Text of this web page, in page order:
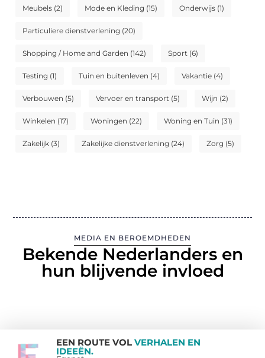
Meubels (2) Mode en Kleding (15) Onderwijs (1)
Particuliere dienstverlening (20)
Shopping / Home and Garden (142) Sport (6)
Testing (1) Tuin en buitenleven (4) Vakantie (4)
Verbouwen (5) Vervoer en transport (5) Wijn (2)
Winkelen (17) Woningen (22) Woning en Tuin (31)
Zakelijk (3) Zakelijke dienstverlening (24) Zorg (5)
MEDIA EN BEROEMDHEDEN
Bekende Nederlanders en
hun blijvende invloed
EEN ROUTE VOL VERHALEN EN
IDEEËN.